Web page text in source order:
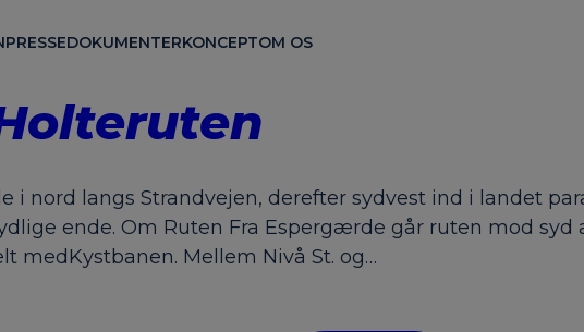
PRESSEDOKUMENTERKONCEPTOM OS
i nord langs Strandvejen, derefter sydvest ind i landet
ende. Om Ruten Fra Espergærde går ruten mod
medKystbanen. Mellem Nivå St. og…